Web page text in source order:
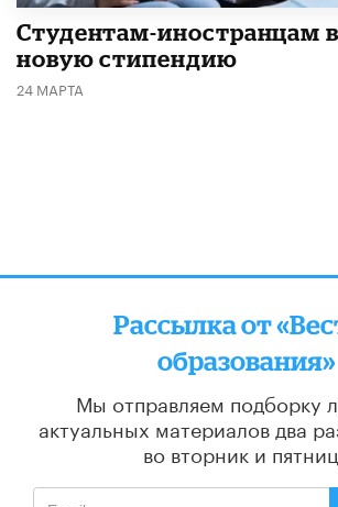
Студентам-иностранцам
новую стипендию
24 МАРТА
Рассылка от
образования»
Мы отправляем подборку
актуальных материалов два
во вторник и